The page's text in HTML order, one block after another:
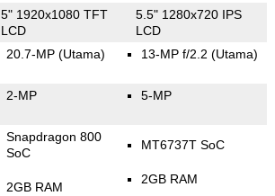
5" 1920x1080 TFT
LCD
5.5" 1280x720 IPS
LCD
20.7-MP (Utama) 13-MP f/2.2 (Utama)
2-MP 5-MP
Snapdragon 800
SoC
2GB RAM
MT6737T SoC
2GB RAM